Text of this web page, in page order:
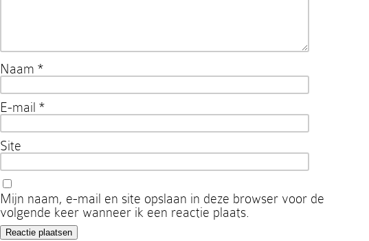
Naam *
E-mail *
Site
Mijn naam, e-mail en site opslaan in deze browser voor de
volgende keer wanneer ik een reactie plaats.